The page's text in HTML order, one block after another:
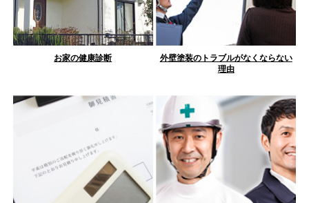
お家の健康診断
外壁塗装のトラブルがなくならない
理由